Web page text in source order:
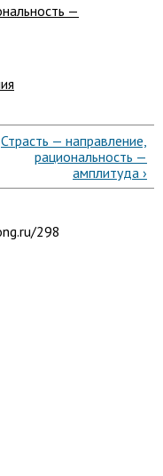
—
Страсть — направление,
рациональность —
амплитуда ›
298